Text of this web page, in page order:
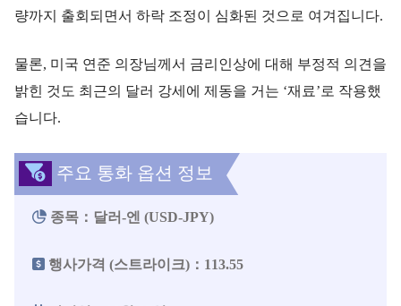
량까지 출회되면서 하락 조정이 심화된 것으로 여겨집니다.
물론, 미국 연준 의장님께서 금리인상에 대해 부정적 의견을
밝힌 것도 최근의 달러 강세에 제동을 거는 ‘재료’로 작용했
습니다.
주요 통화 옵션 정보
종목：달러-엔 (USD-JPY)
행사가격 (스트라이크)：113.55